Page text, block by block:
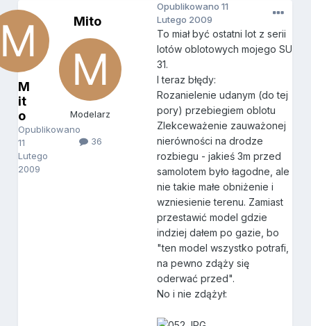
M
it
o
Opublikowano
11
Lutego
2009
Mito
Modelarz
36
Opublikowano11
Lutego 2009
To miał być ostatni lot z serii
lotów oblotowych mojego SU
31.
I teraz błędy:
Rozanielenie udanym (do tej
pory) przebiegiem oblotu
Zlekceważenie zauważonej
nierówności na drodze
rozbiegu - jakieś 3m przed
samolotem było łagodne, ale
nie takie małe obniżenie i
wzniesienie terenu. Zamiast
przestawić model gdzie
indziej dałem po gazie, bo
"ten model wszystko potrafi,
na pewno zdąży się
oderwać przed".
No i nie zdążył: